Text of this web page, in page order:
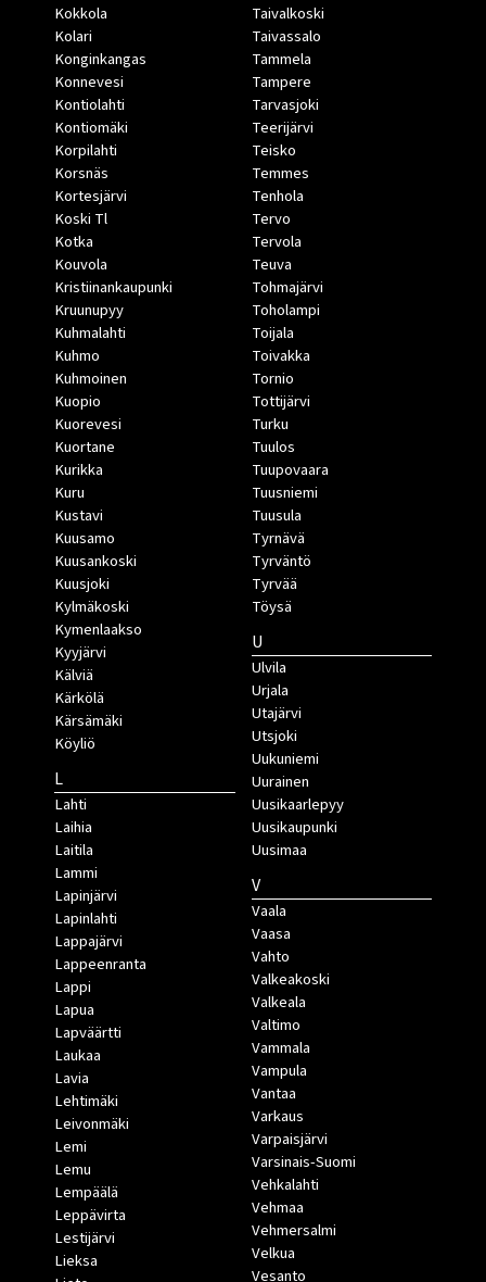
Kokkola
Kolari
Konginkangas
Konnevesi
Kontiolahti
Kontiomäki
Korpilahti
Korsnäs
Kortesjärvi
Koski Tl
Kotka
Kouvola
Kristiinankaupunki
Kruunupyy
Kuhmalahti
Kuhmo
Kuhmoinen
Kuopio
Kuorevesi
Kuortane
Kurikka
Kuru
Kustavi
Kuusamo
Kuusankoski
Kuusjoki
Kylmäkoski
Kymenlaakso
Kyyjärvi
Kälviä
Kärkölä
Kärsämäki
Köyliö
L
Lahti
Laihia
Laitila
Lammi
Lapinjärvi
Lapinlahti
Lappajärvi
Lappeenranta
Lappi
Lapua
Lapväärtti
Laukaa
Lavia
Lehtimäki
Leivonmäki
Lemi
Lemu
Lempäälä
Leppävirta
Lestijärvi
Lieksa
Taivalkoski
Taivassalo
Tammela
Tampere
Tarvasjoki
Teerijärvi
Teisko
Temmes
Tenhola
Tervo
Tervola
Teuva
Tohmajärvi
Toholampi
Toijala
Toivakka
Tornio
Tottijärvi
Turku
Tuulos
Tuupovaara
Tuusniemi
Tuusula
Tyrnävä
Tyrväntö
Tyrvää
Töysä
U
Ulvila
Urjala
Utajärvi
Utsjoki
Uukuniemi
Uurainen
Uusikaarlepyy
Uusikaupunki
Uusimaa
V
Vaala
Vaasa
Vahto
Valkeakoski
Valkeala
Valtimo
Vammala
Vampula
Vantaa
Varkaus
Varpaisjärvi
Varsinais-Suomi
Vehkalahti
Vehmaa
Vehmersalmi
Velkua
Vesanto